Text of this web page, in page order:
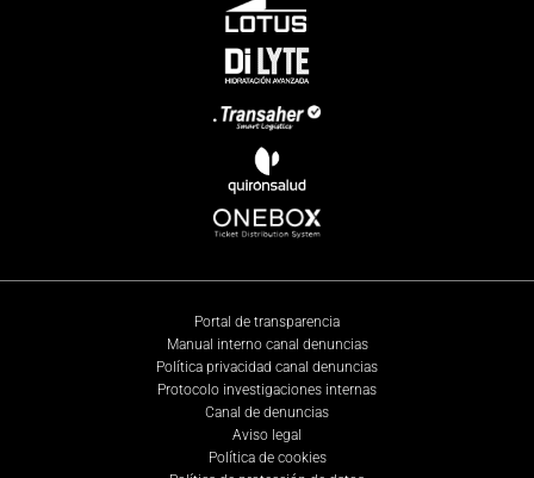
Portal de transparencia
Manual interno canal denuncias
Política privacidad canal denuncias
Protocolo investigaciones internas
Canal de denuncias
Aviso legal
Política de cookies